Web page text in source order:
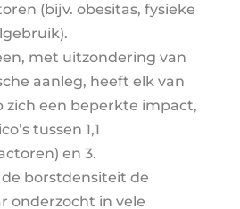
(bijv. obesitas, fysieke
met uitzondering van
aanleg, heeft elk van
zich een beperkte impact,
tussen 1,1
en 3.
borstdensiteit de
onderzocht in vele